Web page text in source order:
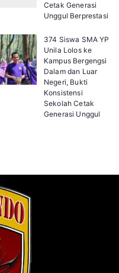
Cetak Generasi
Unggul Berprestasi
374 Siswa SMA YP
Unila Lolos ke
Kampus Bergengsi
Dalam dan Luar
Negeri, Bukti
Konsistensi
Sekolah Cetak
Generasi Unggul